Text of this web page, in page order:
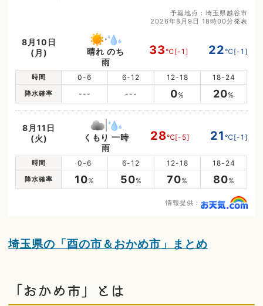
予報地点：埼玉県越谷市
2026年8月9日 18時00分発表
8月10日
(月)
晴れ のち
雨
33℃[-1] 22℃[-1]
時間 0-6 6-12 12-18 18-24
降水確率 --- --- 0% 20%
8月11日
(火)
くもり 一時
雨
28℃[-5] 21 ℃[-1]
時間 0-6 6-12 12-18 18-24
降水確率 10% 50% 70% 80%
情報提供：
埼玉県の「酉の市＆おかめ市」まとめ
「おかめ市」とは